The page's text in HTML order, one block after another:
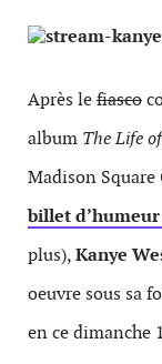
Après lefiasco
album The Life
Madison
billet
plus),Kanye
oeuvre sous sa
en ce dimanche